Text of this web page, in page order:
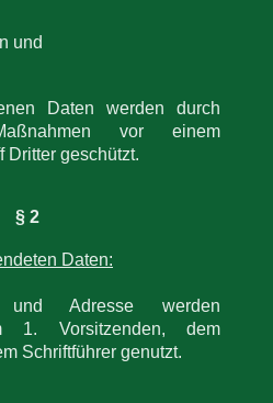
und
Daten werden durch
vor einem
Dritter geschützt.
§ 2
Daten:
und Adresse werden
1. Vorsitzenden, dem
Schriftführer genutzt.